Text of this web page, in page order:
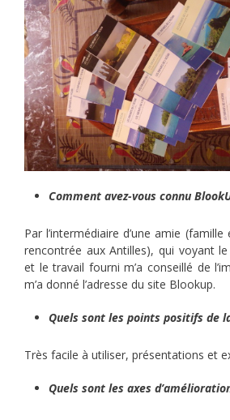
Comment avez-vous connu
Par l’intermédiaire d’une amie
rencontrée aux Antilles), qui voyant
et le travail fourni m’a conseillé de
m’a donné l’adresse du site Blookup.
Quels sont les points positifs de
Très facile à utiliser, présentations et
Quels sont les axes